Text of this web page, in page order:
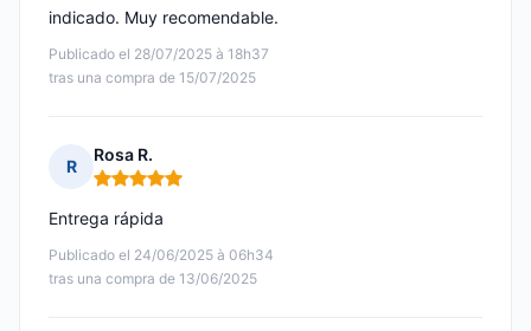
Publicado el 28/07/2025 à 18h37
tras una compra de 15/07/2025
indicado. Muy recomendable.
R
Rosa R.
Nota: 5 de 5
Publicado el 24/06/2025 à 06h34
tras una compra de 13/06/2025
Entrega rápida